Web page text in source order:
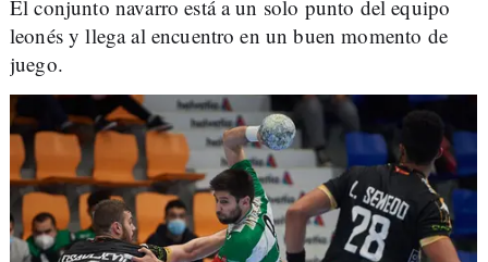
El conjunto navarro está a un solo punto del equipo
leonés y llega al encuentro en un buen momento de
juego.